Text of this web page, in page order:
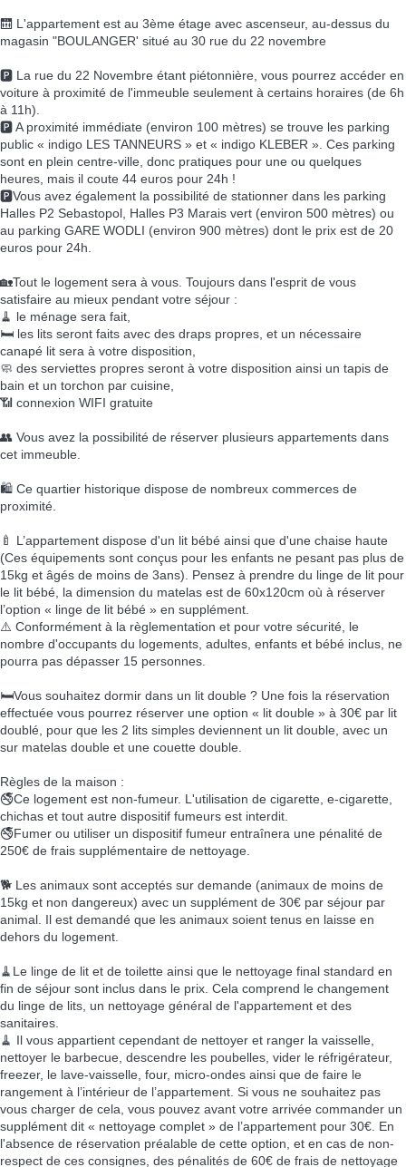
🛗 L'appartement est au 3ème étage avec ascenseur, au-dessus du
magasin "BOULANGER' situé au 30 rue du 22 novembre
🅿️ La rue du 22 Novembre étant piétonnière, vous pourrez accéder en
voiture à proximité de l'immeuble seulement à certains horaires (de 6h
à 11h).
🅿️ A proximité immédiate (environ 100 mètres) se trouve les parking
public « indigo LES TANNEURS » et « indigo KLEBER ». Ces parking
sont en plein centre-ville, donc pratiques pour une ou quelques
heures, mais il coute 44 euros pour 24h !
🅿️Vous avez également la possibilité de stationner dans les parking
Halles P2 Sebastopol, Halles P3 Marais vert (environ 500 mètres) ou
au parking GARE WODLI (environ 900 mètres) dont le prix est de 20
euros pour 24h.
🏡Tout le logement sera à vous. Toujours dans l'esprit de vous
satisfaire au mieux pendant votre séjour :
🧹 le ménage sera fait,
🛏️ les lits seront faits avec des draps propres, et un nécessaire
canapé lit sera à votre disposition,
🧼 des serviettes propres seront à votre disposition ainsi un tapis de
bain et un torchon par cuisine,
📶 connexion WIFI gratuite
👥 Vous avez la possibilité de réserver plusieurs appartements dans
cet immeuble.
🛍️ Ce quartier historique dispose de nombreux commerces de
proximité.
🍼 L’appartement dispose d'un lit bébé ainsi que d'une chaise haute
(Ces équipements sont conçus pour les enfants ne pesant pas plus de
15kg et âgés de moins de 3ans). Pensez à prendre du linge de lit pour
le lit bébé, la dimension du matelas est de 60x120cm où à réserver
l’option « linge de lit bébé » en supplément.
⚠️ Conformément à la règlementation et pour votre sécurité, le
nombre d'occupants du logements, adultes, enfants et bébé inclus, ne
pourra pas dépasser 15 personnes.
🛏️Vous souhaitez dormir dans un lit double ? Une fois la réservation
effectuée vous pourrez réserver une option « lit double » à 30€ par lit
doublé, pour que les 2 lits simples deviennent un lit double, avec un
sur matelas double et une couette double.
Règles de la maison :
🚭Ce logement est non-fumeur. L'utilisation de cigarette, e-cigarette,
chichas et tout autre dispositif fumeurs est interdit.
🚭Fumer ou utiliser un dispositif fumeur entraînera une pénalité de
250€ de frais supplémentaire de nettoyage.
🐕 Les animaux sont acceptés sur demande (animaux de moins de
15kg et non dangereux) avec un supplément de 30€ par séjour par
animal. Il est demandé que les animaux soient tenus en laisse en
dehors du logement.
🧹Le linge de lit et de toilette ainsi que le nettoyage final standard en
fin de séjour sont inclus dans le prix. Cela comprend le changement
du linge de lits, un nettoyage général de l'appartement et des
sanitaires.
🧹 Il vous appartient cependant de nettoyer et ranger la vaisselle,
nettoyer le barbecue, descendre les poubelles, vider le réfrigérateur,
freezer, le lave-vaisselle, four, micro-ondes ainsi que de faire le
rangement à l’intérieur de l’appartement. Si vous ne souhaitez pas
vous charger de cela, vous pouvez avant votre arrivée commander un
supplément dit « nettoyage complet » de l’appartement pour 30€. En
l'absence de réservation préalable de cette option, et en cas de non-
respect de ces consignes, des pénalités de 60€ de frais de nettoyage